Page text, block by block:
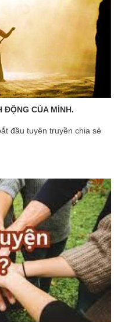
ĐỘNG CỦA MÌNH.
đầu tuyên truyền chia sẻ